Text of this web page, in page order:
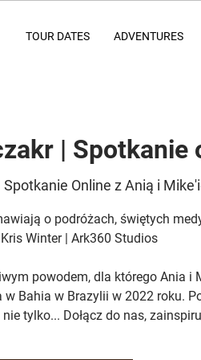
TOUR DATES ADVENTURES
| Spotkanie
Spotkanie Online z Anią i
o podróżach, świętych
Winter | Ark360 Studios
powodem, dla którego Ania i
w Bahia w Brazylii w 2022 roku.
tylko... Dołącz do nas,